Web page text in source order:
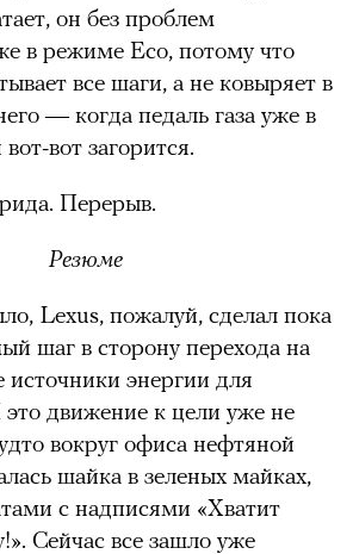
он без проблем
в режиме Eco, потому что
все шаги, а не ковыряет в
— когда педаль газа уже в
вот загорится.
Перерыв.
Резюме
Lexus, пожалуй, сделал пока
шаг в сторону перехода на
источники энергии для
движение к цели уже не
вокруг офиса нефтяной
шайка в зеленых майках,
с надписями «Хватит
Сейчас все зашло уже